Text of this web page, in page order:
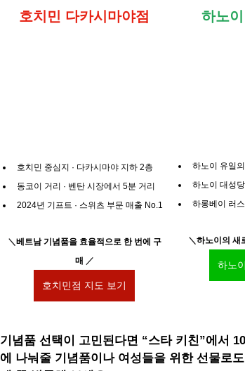
호치민 다카시마야점
호치민 중심지 · 다카시마야 지하 2층
동코이 거리 · 벤탄 시장에서 5분 거리
2024년 기프트 · 스위츠 부문 매출 No.1
＼ 베트남 기념품을 효율적으로 한 번에 구
매 ／
호치민점 지도 보기
하노
하노이 유일
하노이 대성
하롱베이 러
＼ 하노이의 새
하노
기념품 선택이 고민된다면 “스타 키친”에서
에 나눠줄 기념품이나 여성들을 위한 선물로